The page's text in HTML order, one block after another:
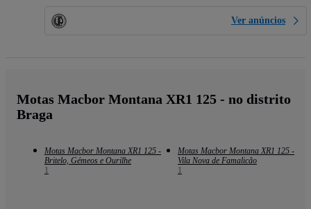
Ver anúncios
Motas Macbor Montana XR1 125 - no distrito
Braga
Motas Macbor Montana XR1 125 -
Britelo, Gémeos e Ourilhe
1
Motas Macbor Montana XR1 125 -
Vila Nova de Famalicão
1